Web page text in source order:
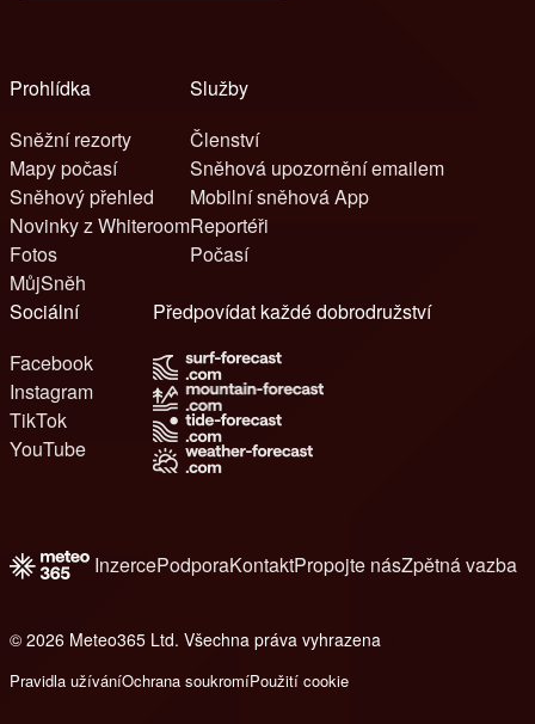
Prohlídka
Sněžní rezorty
Mapy počasí
Sněhový přehled
Novinky z Whiteroom
Fotos
MůjSněh
Služby
Členství
Sněhová upozornění emailem
Mobilní sněhová App
Reportéři
Počasí
Sociální
Facebook
Instagram
TikTok
YouTube
Předpovídat každé dobrodružství
InzercePodporaKontaktPropojte násZpětná vazba
© 2026 Meteo365 Ltd. Všechna práva vyhrazena
Pravidla užíváníOchrana soukromíPoužití cookie